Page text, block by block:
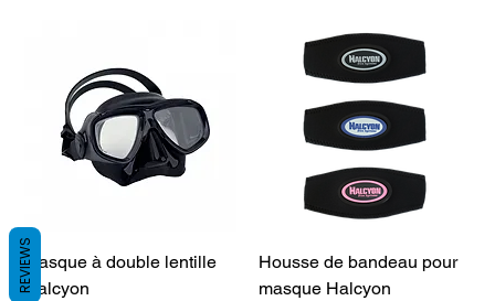
Masque à double lentille
Halcyon
Housse de bandeau pour
masque Halcyon
REVIEWS